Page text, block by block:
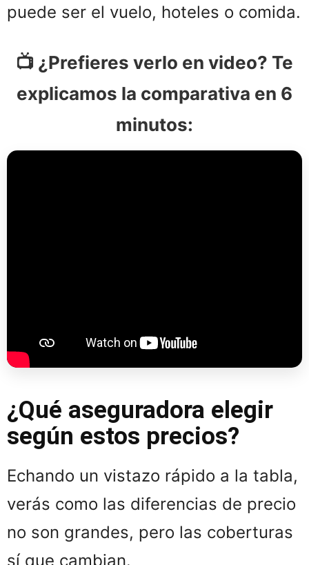
puede ser el vuelo, hoteles o comida.
📺 ¿Prefieres verlo en video? Te
explicamos la comparativa en 6
minutos:
¿Qué aseguradora elegir
según estos precios?
Echando un vistazo rápido a la tabla,
verás como las diferencias de precio
no son grandes, pero las coberturas
sí que cambian.